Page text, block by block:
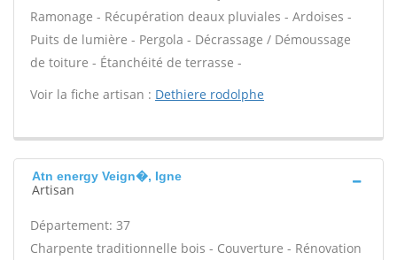
Ramonage - Récupération deaux pluviales - Ardoises -
Puits de lumière - Pergola - Décrassage / Démoussage
de toiture - Étanchéité de terrasse -
Voir la fiche artisan : Dethiere rodolphe
Atn energy Veign�, Igne
Artisan
Département: 37
Charpente traditionnelle bois - Couverture - Rénovation